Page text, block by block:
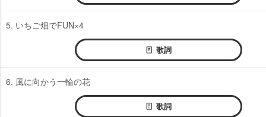
5. いちご畑でFUN×4
歌詞
6. 風に向かう一輪の花
歌詞